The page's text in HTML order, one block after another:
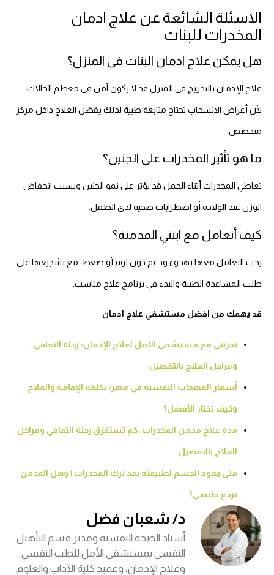
الاسئلة الشائعة عن علاج ادمان
المخدرات للبنات
هل يمكن علاج ادمان البنات في المنزل؟
علاج الإدمان بالتدريج في المنزل قد لا يكون آمن في معظم الحالات،
لأن أعراض الانسحاب تحتاج متابعة طبية لذلك يفضل العلاج داخل مركز
متخصص.
ما هو تأثير المخدرات على الجنين؟
تعاطي المخدرات أثناء الحمل قد يؤثر على نمو الجنين ويسبب انخفاض
الوزن عند الولادة أو اضطرابات صحية لدى الطفل.
كيف أتعامل مع ابنتي المدمنة؟
يجب التعامل معها بهدوء ودعم دون لوم أو ضغط، مع تشجيعها على
طلب المساعدة الطبية والبدء في برنامج علاج مناسب.
قد يهمك من افضل مستشفي علاج ادمان
تجربتى مع مستشفى الامل لعلاج الإدمان: رحلة التعافي
ومراحل العلاج بالتفصيل
أسعار المصحات النفسية في مصر: تكلفة الإقامة والعلاج
وكيف تختار الأفضل؟
مدة علاج مدمن المخدرات: كم تستغرق رحلة التعافي ومراحل
العلاج بالتفصيل
متى يعود الجسم لطبيعته بعد ترك المخدرات | وهل المدمن
يرجع طبيعي؟
د/ شعبان فضل
أستاذ الصحة النفسية ومدير قسم التأهيل
النفسي بمستشفى الأمل للطب النفسي
وعلاج الإدمان، وعميد كلية الآداب والعلوم.